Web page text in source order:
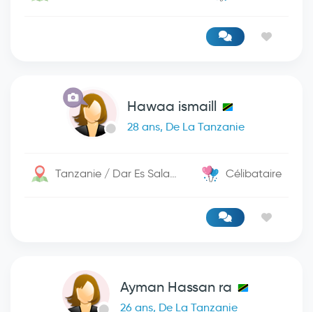
Hawaa ismaill
28 ans, De La Tanzanie
Tanzanie / Dar Es Salaam Célibataire
Ayman Hassan ra
26 ans, De La Tanzanie